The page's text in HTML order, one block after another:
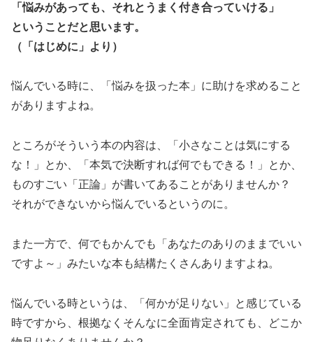
「悩みがあっても、それとうまく付き合っていける」
ということだと思います。
（「はじめに」より）
悩んでいる時に、「悩みを扱った本」に助けを求めること
がありますよね。
ところがそういう本の内容は、「小さなことは気にする
な！」とか、「本気で決断すれば何でもできる！」とか、
ものすごい「正論」が書いてあることがありませんか？
それができないから悩んでいるというのに。
また一方で、何でもかんでも「あなたのありのままでいい
ですよ～」みたいな本も結構たくさんありますよね。
悩んでいる時というは、「何かが足りない」と感じている
時ですから、根拠なくそんなに全面肯定されても、どこか